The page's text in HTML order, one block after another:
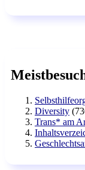
Diversity
Trans* am